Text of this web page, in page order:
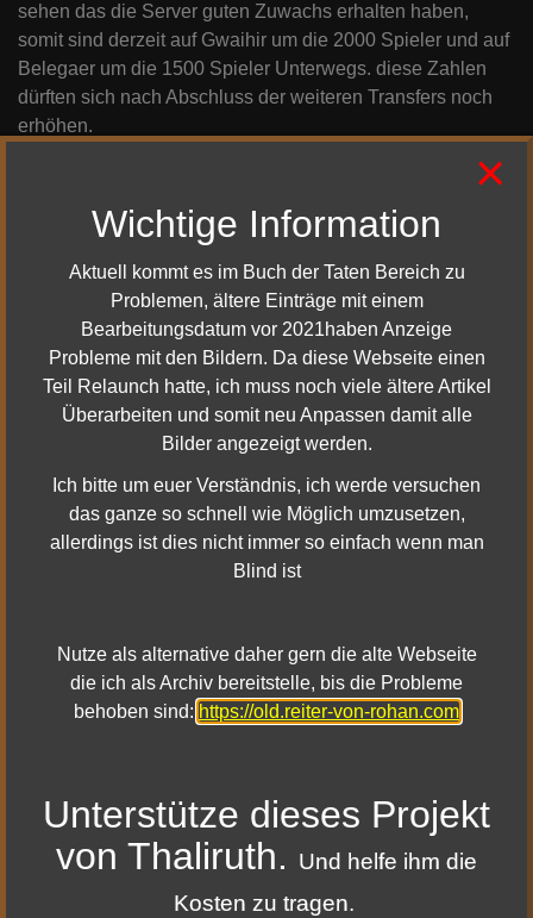
sehen das die Server guten Zuwachs erhalten haben,
somit sind derzeit auf Gwaihir um die 2000 Spieler und auf
Belegaer um die 1500 Spieler Unterwegs. diese Zahlen
dürften sich nach Abschluss der weiteren Transfers noch
erhöhen.
Auch schrieb Fr. Peters das die neue Hardware bereits vor
Somit soll im laufe der nächsten Woche auf Bullroarer ein
Testen. Dazu werden weitere Ankündigungen erfolgen. Die
neue Serverhardware soll zudem noch vor dem 26.11.2015
in Einsatz kommen. Das wäre sogar noch vor dem
Update17.
Auch wird es in Zukunft kleinere Freischaltungen der
verbliebenen Welten geben, wenn jemand z.b. von Gwaihir
wohl fühlt. Dazu wird es entsprechend auch noch eine
Ankündigung geben. Diese Transfers werden dann mit
Übertragungsmünzen erledigt. Pro Account sollen davon 3
zur Verfügung stehen. Das bedeutet ihr könnt Maximal 3
Sicherheit demnächst noch geben.
×
Wichtige Information
Aktuell kommt es im Buch der Taten Bereich zu
Problemen, ältere Einträge mit einem
Bearbeitungsdatum vor 2021haben Anzeige
Probleme mit den Bildern. Da diese Webseite einen
Teil Relaunch hatte, ich muss noch viele ältere Artikel
Überarbeiten und somit neu Anpassen damit alle
Bilder angezeigt werden.
Ich bitte um euer Verständnis, ich werde versuchen
das ganze so schnell wie Möglich umzusetzen,
allerdings ist dies nicht immer so einfach wenn man
Blind ist
Nutze als alternative daher gern die alte Webseite
die ich als Archiv bereitstelle, bis die Probleme
behoben sind: https://old.reiter-von-rohan.com
Unterstütze dieses Projekt
von Thaliruth.
Und helfe ihm die
Kosten zu tragen.